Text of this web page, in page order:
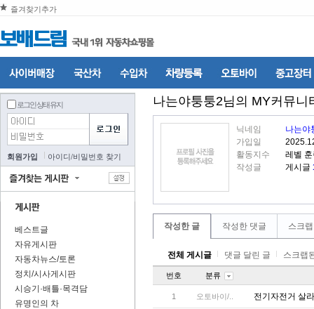
즐겨찾기추가
로그인 상태 유지
회원가입 아이디/비밀번호 찾기
베스트글
자유게시판
자동차뉴스/토론
정치/시사게시판
시승기·배틀·목격담
유명인의 차
나는야퉁퉁2님의 MY커뮤니
닉네임
나는야
가입일
활동지수
레벨
작성글
게시글
작성한 글 작성한 댓글 스크
전체 게시글 댓글 달린 글 스크랩
번호 분류
1 오토바이/.. 전기자전거 살